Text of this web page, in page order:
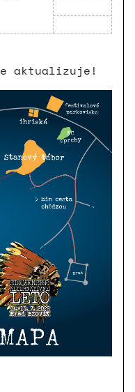
aktualizuje!